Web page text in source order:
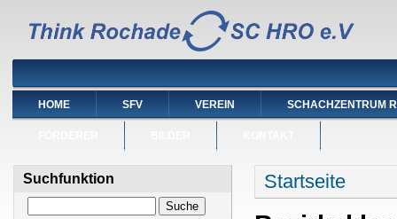
HOME SFV VEREIN SCHACHZENTRUM
Suchfunktion Sie sind hier
Startseite